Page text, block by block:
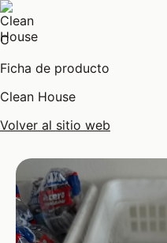
C
Ficha de producto
Clean House
Volver al sitio web